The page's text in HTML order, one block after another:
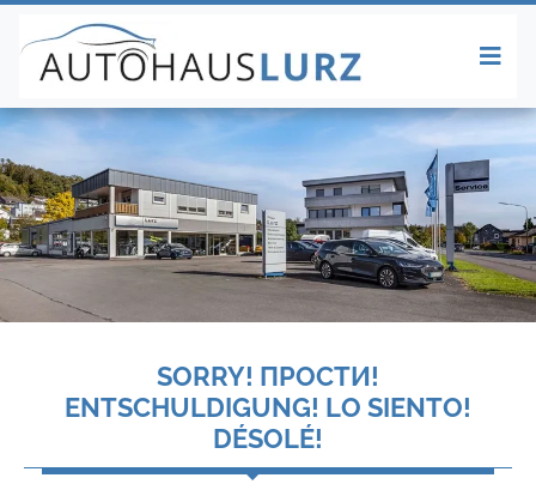
SORRY! ПРОСТИ!
ENTSCHULDIGUNG! LO SIENTO!
DÉSOLÉ!